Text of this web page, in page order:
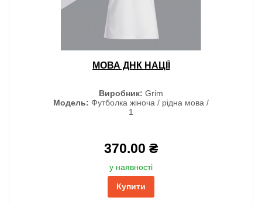
МОВА ДНК НАЦІЇ
Виробник: Grim
Модель: Футболка жіноча / рідна мова /
1
370.00 ₴
у наявності
Купити